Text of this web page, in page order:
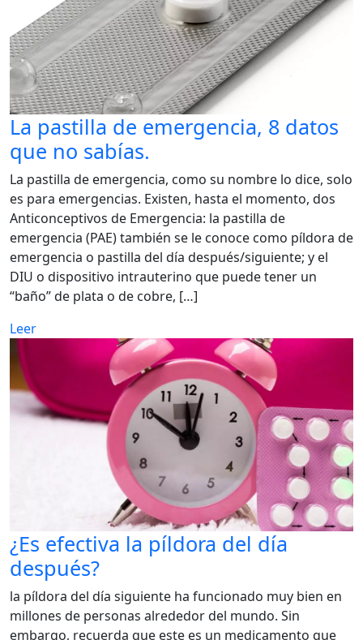
La pastilla de emergencia, 8 datos
que no sabías.
La pastilla de emergencia, como su nombre lo dice, solo
es para emergencias. Existen, hasta el momento, dos
Anticonceptivos de Emergencia: la pastilla de
emergencia (PAE) también se le conoce como píldora de
emergencia o pastilla del día después/siguiente; y el
DIU o dispositivo intrauterino que puede tener un
“baño” de plata o de cobre, […]
Leer
¿Es efectiva la píldora del día
después?
la píldora del día siguiente ha funcionado muy bien en
millones de personas alrededor del mundo. Sin
embargo, recuerda que este es un medicamento que